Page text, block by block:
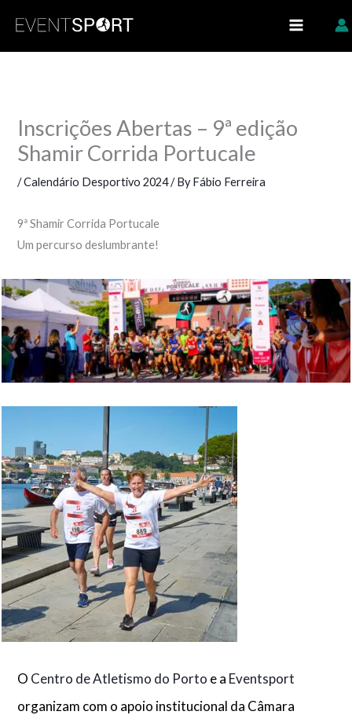
to
content
Inscrições Abertas – 9ª edição
Shamir Corrida Portucale
/Calendário Desportivo 2024/ ByFábio Ferreira
9ª Shamir Corrida Portucale
Um percurso deslumbrante!
O Centro de Atletismo do Porto e a Eventsport
organizam com o apoio institucional da Câmara